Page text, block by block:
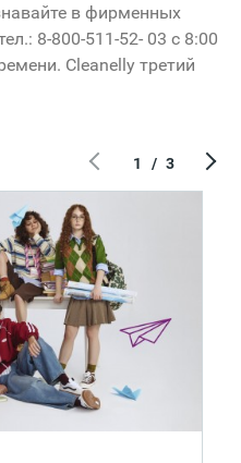
в фирменных
8-800-511-52- 03 с 8:00
Cleanelly третий
1 / 3